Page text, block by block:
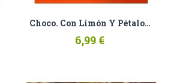
Choco. Con Limón Y Pétalos...
6,99 €